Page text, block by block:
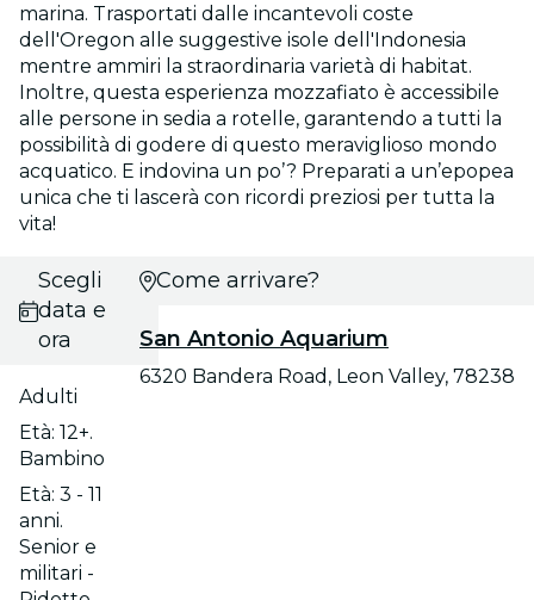
marina. Trasportati dalle incantevoli coste
dell'Oregon alle suggestive isole dell'Indonesia
mentre ammiri la straordinaria varietà di habitat.
Inoltre, questa esperienza mozzafiato è accessibile
alle persone in sedia a rotelle, garantendo a tutti la
possibilità di godere di questo meraviglioso mondo
acquatico. E indovina un po’? Preparati a un’epopea
unica che ti lascerà con ricordi preziosi per tutta la
vita!
Scegli
data e
ora
Adulti
Età: 12+.
Bambino
Età: 3 - 11
anni.
Senior e
militari -
Come arrivare?
San Antonio Aquarium
6320 Bandera Road, Leon Valley, 78238